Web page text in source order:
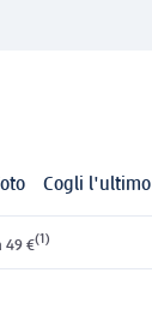
Cogli l'ultimo
49 €(1)